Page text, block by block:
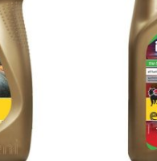
Προσθήκη
στα
Αγαπημένα